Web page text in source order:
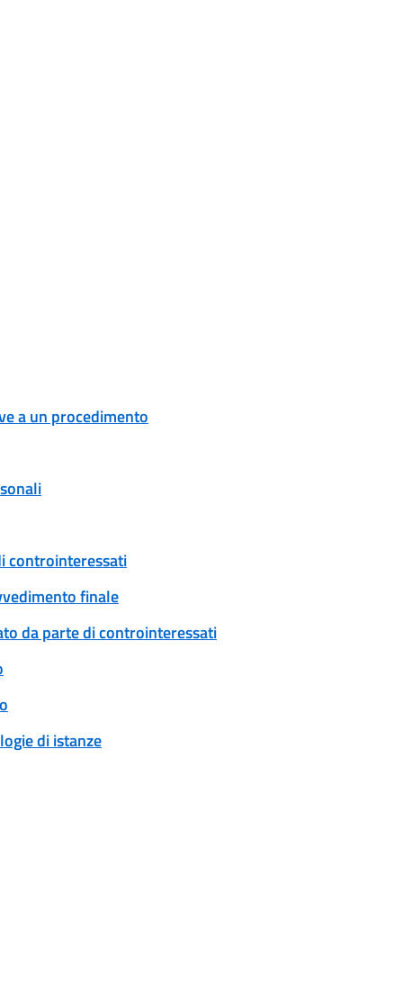
a un procedimento
controinteressati
finale
da parte di controinteressati
di istanze